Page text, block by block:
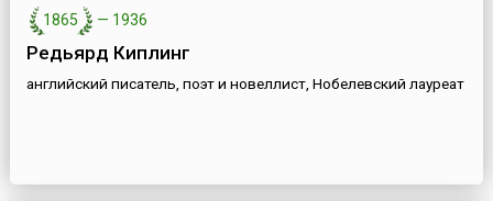
1865 — 1936
Редьярд Киплинг
английский писатель, поэт и новеллист, Нобелевский лауреат